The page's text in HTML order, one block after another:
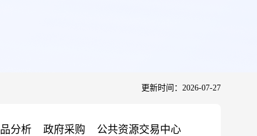
更新时间：2026-07-27
分析 政府采购 公共资源交易中心